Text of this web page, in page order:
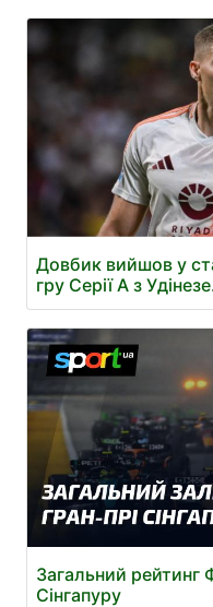
Довбик вийшов у
гру Серії А з
Загальний рейтинг
Сінгапуру